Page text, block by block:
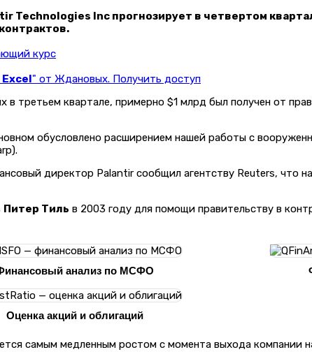
Technologies Inc прогнозирует в четвертом
курс
" от Ждановых. Получить доступ
третьем квартале, примерно $1 млрд был получен от
обусловлено расширением нашей работы с
директор Palantir сообщил агентству Reuters, что
Питер Тиль в 2003 году для помощи правительству в
анализ по МСФО
Оценка акций и облигаций
самым медленным ростом с момента выхода компании